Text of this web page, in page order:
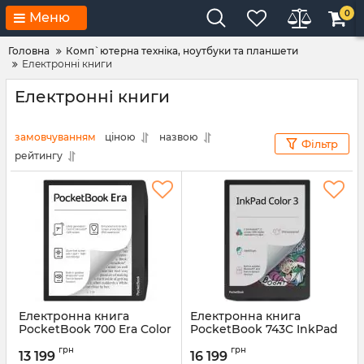
Меню 0
Головна
Комп`ютерна техніка, ноутбуки та планшети
Електронні книги
Електронні книги
замовчуванням ціною
назвою
рейтингу
Фільтр
Електронна книга
PocketBook 700 Era Color
CIS)
13 199 грн
Електронна книга
PocketBook 743C InkPad
(PB743K3-1-CIS)
16 199 грн